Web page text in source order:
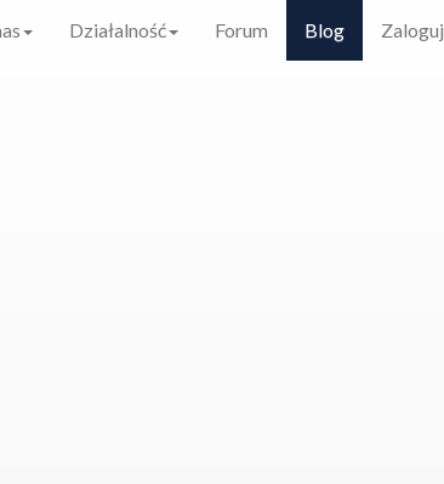
Działalność Forum Blog Zaloguj